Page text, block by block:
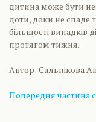
дитина може бути
доти, доки не спаде
більшості випадків
протягом тижня.
Автор: Сальнікова
Попередня частина